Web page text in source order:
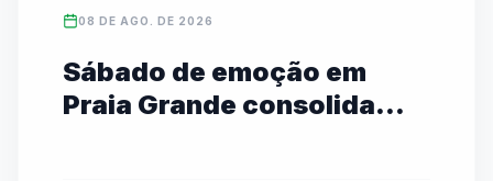
08 DE AGO. DE 2026
Sábado de emoção em
Praia Grande consolida